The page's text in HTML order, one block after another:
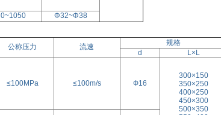
0~1050 Φ32~Φ38
公称压力 流速
规格
d
L× L
≤100MPa ≤100m/s Ф16
300×150
350×250
400×250
450×300
500×350